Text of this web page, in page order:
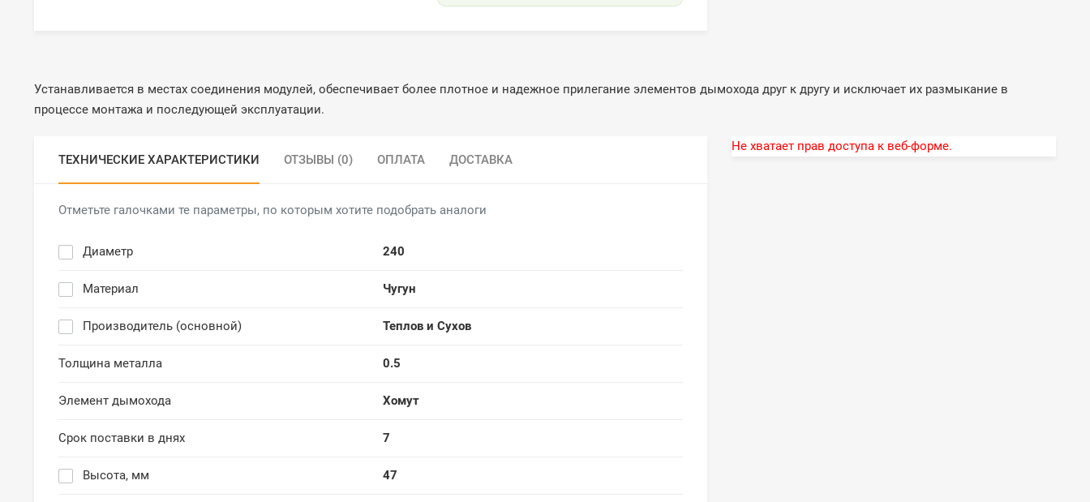
Устанавливается в местах соединения модулей, обеспечивает более плотное и надежное прилегание элементов дымохода друг к другу и исключает их размыкание в
процессе монтажа и последующей эксплуатации.
ТЕХНИЧЕСКИЕ ХАРАКТЕРИСТИКИ ОТЗЫВЫ (0) ОПЛАТА ДОСТАВКА
Отметьте галочками те параметры, по которым хотите подобрать аналоги
Диаметр 240
Материал Чугун
Производитель (основной) Теплов и Сухов
Толщина металла 0.5
Элемент дымохода Хомут
Срок поставки в днях 7
Высота, мм 47
Не хватает прав доступа к веб-форме.